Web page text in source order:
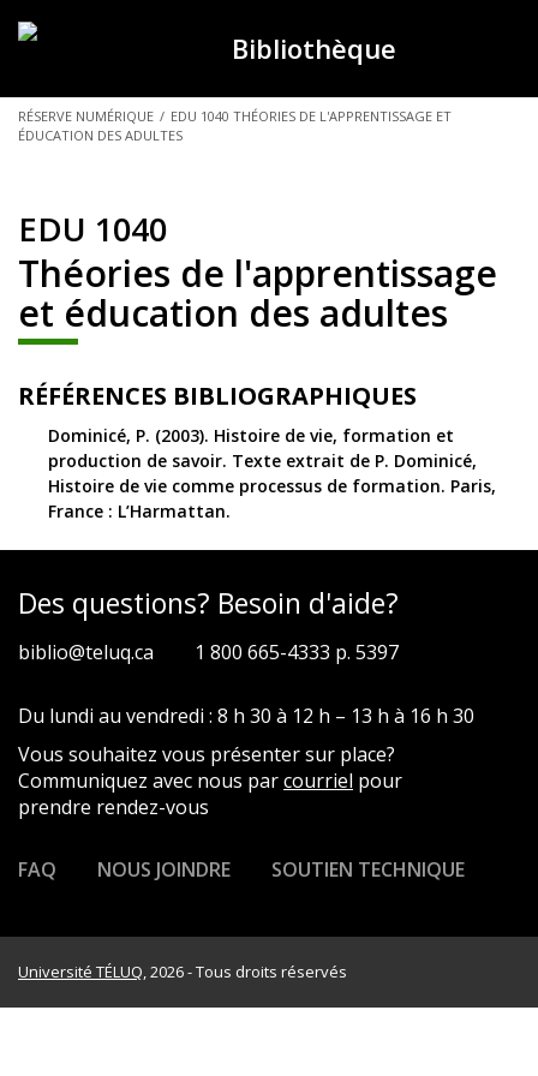
Bibliothèque
VOUS
ÊTES
RÉSERVE NUMÉRIQUE / EDU 1040 THÉORIES DE L'APPRENTISSAGE ET
ÉDUCATION DES ADULTES
EDU 1040
Théories de l'apprentissage
et éducation des adultes
RÉFÉRENCES BIBLIOGRAPHIQUES
Dominicé, P. (2003). Histoire de vie, formation et
production de savoir. Texte extrait de P. Dominicé,
Histoire de vie comme processus de formation. Paris,
France : L’Harmattan.
Des questions? Besoin d'aide?
biblio@teluq.ca 1 800 665-4333 p. 5397
Du lundi au vendredi : 8 h 30 à 12 h – 13 h à 16 h 30
Vous souhaitez vous présenter sur place?
Communiquez avec nous parcourriel pour
prendre rendez-vous
FAQ NOUS JOINDRE SOUTIEN TECHNIQUE
Université TÉLUQ, 2026 - Tous droits réservés